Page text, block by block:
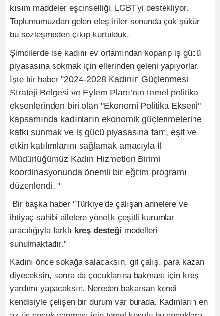
kısım maddeler eşcinselliği, LGBT'yi destekliyor.
Toplumumuzdan gelen eleştiriler sonunda çok şükür
bu sözleşmeden çıkıp kurtulduk.
Şimdilerde ise kadını ev ortamından koparıp iş gücü
piyasasına sokmak için ellerinden geleni yapıyorlar.
İşte bir haber "2024-2028 Kadının Güçlenmesi
Strateji Belgesi ve Eylem Planı’nın temel politika
eksenlerinden biri olan "Ekonomi Politika Ekseni"
kapsamında kadınların ekonomik güçlenmelerine
katkı sunmak ve iş gücü piyasasına tam, eşit ve
etkin katılımlarını sağlamak amacıyla İl
Müdürlüğümüz Kadın Hizmetleri Birimi
koordinasyonunda önemli bir eğitim programı
düzenlendi. "
Bir başka haber "Türkiye'de çalışan annelere ve
ihtiyaç sahibi ailelere yönelik çeşitli kurumlar
aracılığıyla farklı kreş desteği modelleri
sunulmaktadır."
Kadını önce sokağa salacaksın, git çalış, para kazan
diyeceksin, sonra da çocuklarına bakması için kreş
yardımı yapacaksın. Nereden bakarsan kendi
kendisiyle çelişen bir durum var burada. Kadınların en